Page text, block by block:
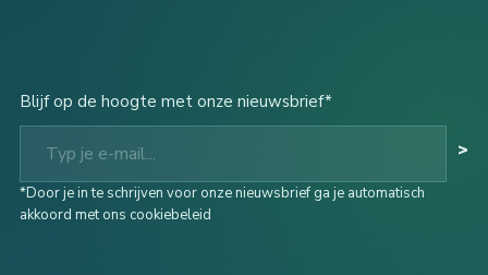
Blijf op de hoogte met onze nieuwsbrief*
Typ je e-mail...
>
*Door je in te schrijven voor onze nieuwsbrief ga je automatisch
akkoord met ons cookiebeleid